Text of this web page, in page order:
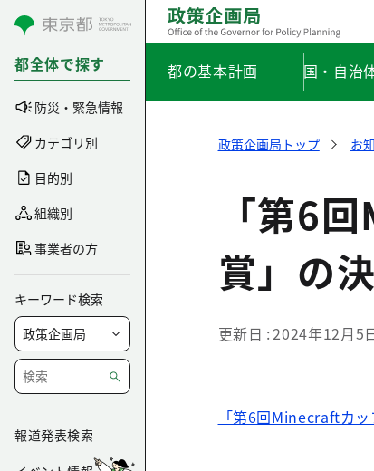
コンテンツにスキップ
都全体で探す
防災・緊急情報
カテゴリ別
目的別
組織別
事業者の方
キーワード検索
報道発表検索
都の基本計画 国・自治
政策企画局トップ お
「第6
賞」の
更新日 2024年12月5
「第6回Minecraftカ